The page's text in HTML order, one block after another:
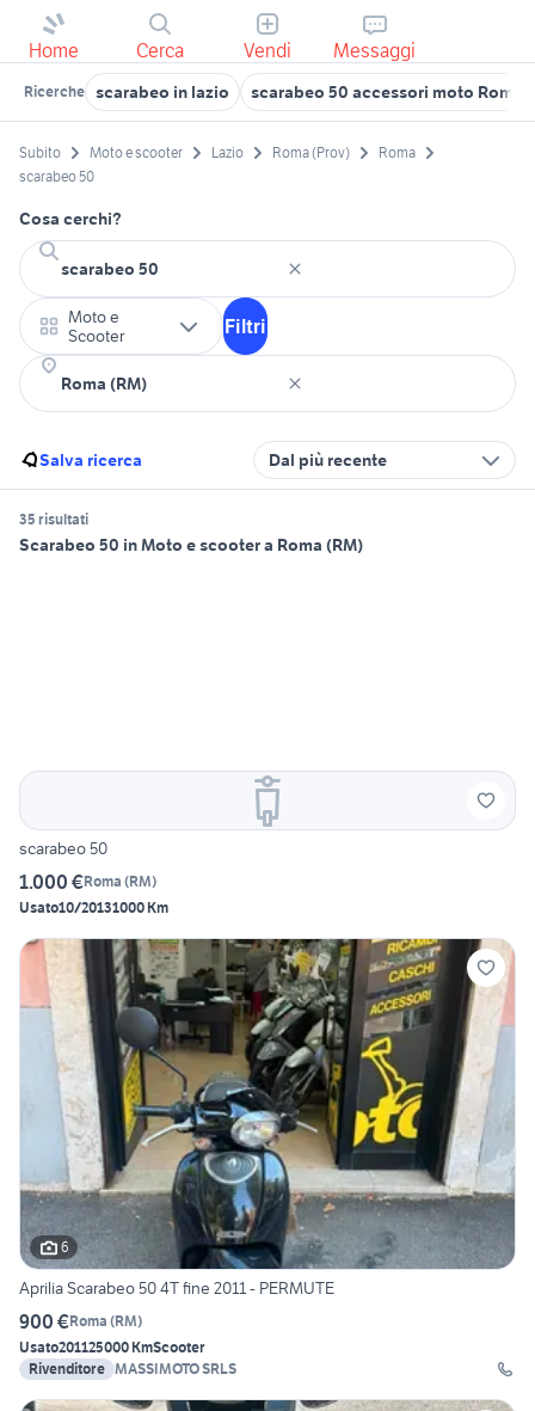
Home Cerca Vendi Messaggi
Ricerche scarabeo in lazio scarabeo 50 accessori moto Roma
Subito Moto e scooter Lazio Roma (Prov)
Roma
scarabeo 50
Cosa cerchi?
Moto e
Scooter
Filtri
Salva ricerca Dal più recente
35 risultati
Scarabeo 50 in Moto e scooter a Roma (RM)
scarabeo 50
1.000 €Roma (RM)
Usato10/20131000 Km
6
Aprilia Scarabeo 50 4T fine 2011 - PERMUTE
900 €Roma (RM)
Usato201125000 KmScooter
Rivenditore MASSIMOTO SRLS